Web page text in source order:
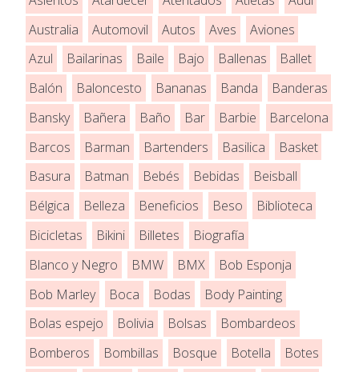
Australia
Automovil Autos Aves
Aviones
Azul
Bailarinas Baile Bajo Ballenas
Ballet
Balón
Baloncesto Bananas Banda
Banderas
Bansky
Bañera Baño Bar Barbie
Barcelona
Barcos
Barman Bartenders Basilica
Basket
Basura
Batman Bebés Bebidas
Beisball
Bélgica
Belleza Beneficios Beso
Biblioteca
Bicicletas
Bikini Billetes
Biografía
Blanco y Negro
BMW BMX
Bob Esponja
Bob Marley
Boca Bodas
Body Painting
Bolas espejo
Bolivia Bolsas
Bombardeos
Bomberos
Bombillas Bosque Botella
Botes